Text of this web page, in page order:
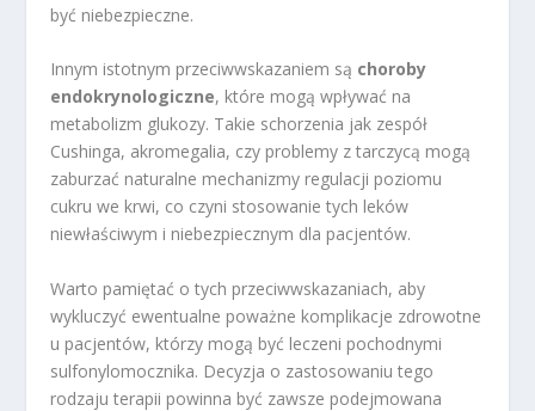
być niebezpieczne.
Innym istotnym przeciwwskazaniem są choroby
endokrynologiczne, które mogą wpływać na
metabolizm glukozy. Takie schorzenia jak zespół
Cushinga, akromegalia, czy problemy z tarczycą mogą
zaburzać naturalne mechanizmy regulacji poziomu
cukru we krwi, co czyni stosowanie tych leków
niewłaściwym i niebezpiecznym dla pacjentów.
Warto pamiętać o tych przeciwwskazaniach, aby
wykluczyć ewentualne poważne komplikacje zdrowotne
u pacjentów, którzy mogą być leczeni pochodnymi
sulfonylomocznika. Decyzja o zastosowaniu tego
rodzaju terapii powinna być zawsze podejmowana